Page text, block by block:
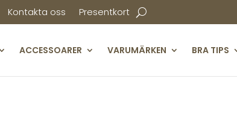
Kontakta oss Presentkort
ACCESSOARER VARUMÄRKEN BRA TIPS